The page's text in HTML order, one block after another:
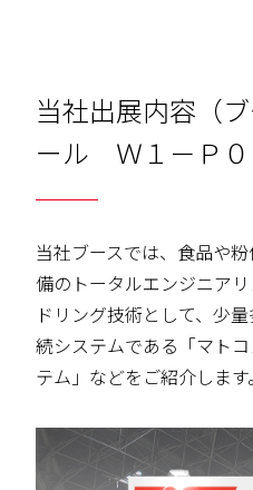
当社出展内容（
ール Ｗ１－Ｐ０
当社ブースでは、食品や
備のトータルエンジニア
ドリング技術として、少
続システムである「マト
テム」などをご紹介します。